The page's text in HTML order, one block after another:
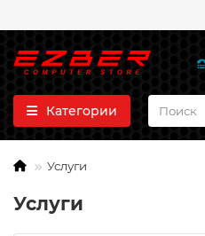
Категории
Услуги
Услуги